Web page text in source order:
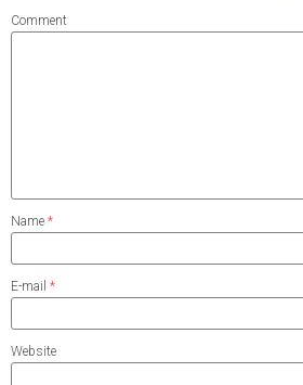
Comment
Name *
E-mail *
Website